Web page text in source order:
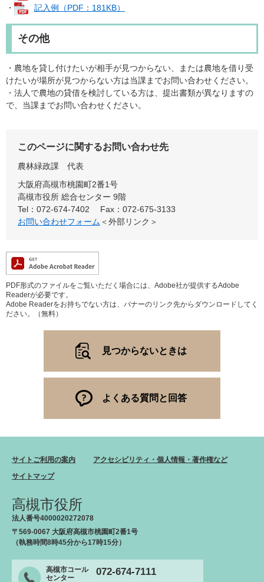
・
記入例（PDF：181KB）
その他
・農地を貸し付けたいが相手が見つからない、または農地を借り受
けたいが場所が見つからない方は当課までお問い合わせください。
・法人で農地の貸借を検討している方は、提出書類が異なりますの
で、当課までお問い合わせください。
このページに関するお問い合わせ先
農林緑政課
代表
大阪府高槻市桃園町2番1号
高槻市役所 総合センター 9階
Tel：072-674-7402
Fax：072-675-3133
お問い合わせフォーム ＜外部リンク＞
PDF形式のファイルをご覧いただく場合には、Adobe社が提供するAdobe
Readerが必要です。
Adobe Readerをお持ちでない方は、バナーのリンク先からダウンロードしてく
ださい。（無料）
見つからないときは
よくある質問と回答
サイトご利用の案内
アクセシビリティ・個人情報・著作権など
サイトマップ
高槻市役所
法人番号4000020272078
〒569-0067 大阪府高槻市桃園町2番1号
（執務時間8時45分から17時15分）
高槻市コール
センター
072-674-7111